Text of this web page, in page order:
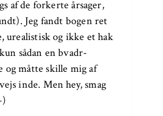
af de forkerte årsager,
Jeg fandt bogen ret
urealistisk og ikke et hak
sådan en bvadr-
og måtte skille mig af
inde. Men hey, smag